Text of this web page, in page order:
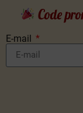
Code
E-mail